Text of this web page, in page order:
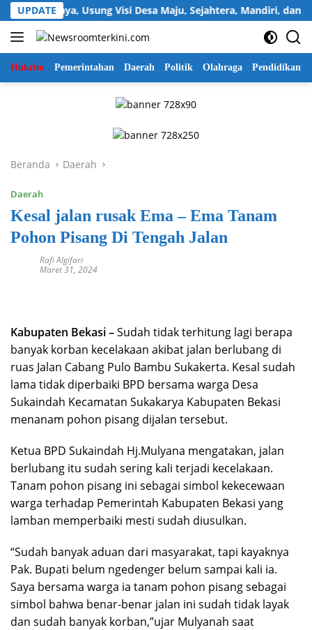
Langsung
ke
konten
UPDATEUsung Visi Desa Maju, Sejahtera, Mandiri, dan
Hukrim Pemerintahan Daerah Politik Olahraga Pendidikan
Beranda Daerah
Daerah
Kesal jalan rusak Ema – Ema Tanam
Pohon Pisang Di Tengah Jalan
Rafi Algifari
Maret 31, 2024
Kabupaten Bekasi –Sudah tidak terhitung lagi berapa
banyak korban kecelakaan akibat jalan berlubang di
ruas Jalan Cabang Pulo Bambu Sukakerta. Kesal sudah
lama tidak diperbaiki BPD bersama warga Desa
Sukaindah Kecamatan Sukakarya Kabupaten Bekasi
menanam pohon pisang dijalan tersebut.
Ketua BPD Sukaindah Hj.Mulyana mengatakan, jalan
berlubang itu sudah sering kali terjadi kecelakaan.
Tanam pohon pisang ini sebagai simbol kekecewaan
warga terhadap Pemerintah Kabupaten Bekasi yang
lamban memperbaiki mesti sudah diusulkan.
“Sudah banyak aduan dari masyarakat, tapi kayaknya
Pak. Bupati belum ngedenger belum sampai kali ia.
Saya bersama warga ia tanam pohon pisang sebagai
simbol bahwa benar-benar jalan ini sudah tidak layak
dan sudah banyak korban,”ujar Mulyanah saat